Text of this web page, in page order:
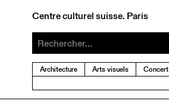
Centre culturel suisse. Paris
Architecture Arts visuels Concert